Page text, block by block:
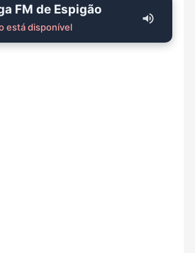
FM de Espigão
está disponível